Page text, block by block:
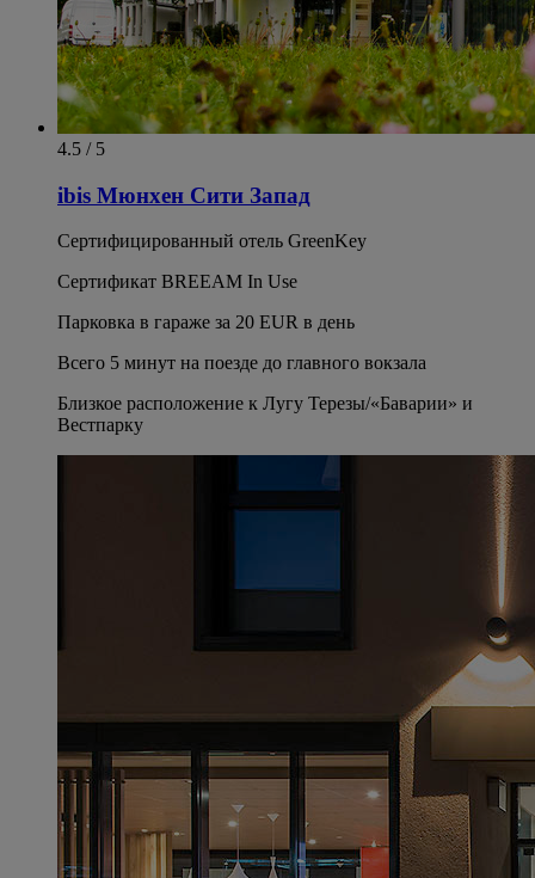
4.5 / 5
ibis Мюнхен Сити Запад
Сертифицированный отель GreenKey
Сертификат BREEAM In Use
Парковка в гараже за 20 EUR в день
Всего 5 минут на поезде до главного вокзала
Близкое расположение к Лугу Терезы/«Баварии» и
Вестпарку